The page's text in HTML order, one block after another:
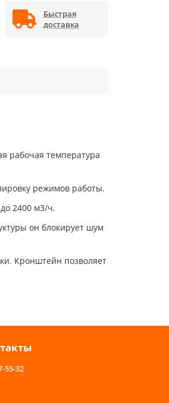
Быстрая
доставка
рабочая температура
режимов работы.
2400 м3/ч.
он блокирует шум
Кронштейн позволяет
55-32